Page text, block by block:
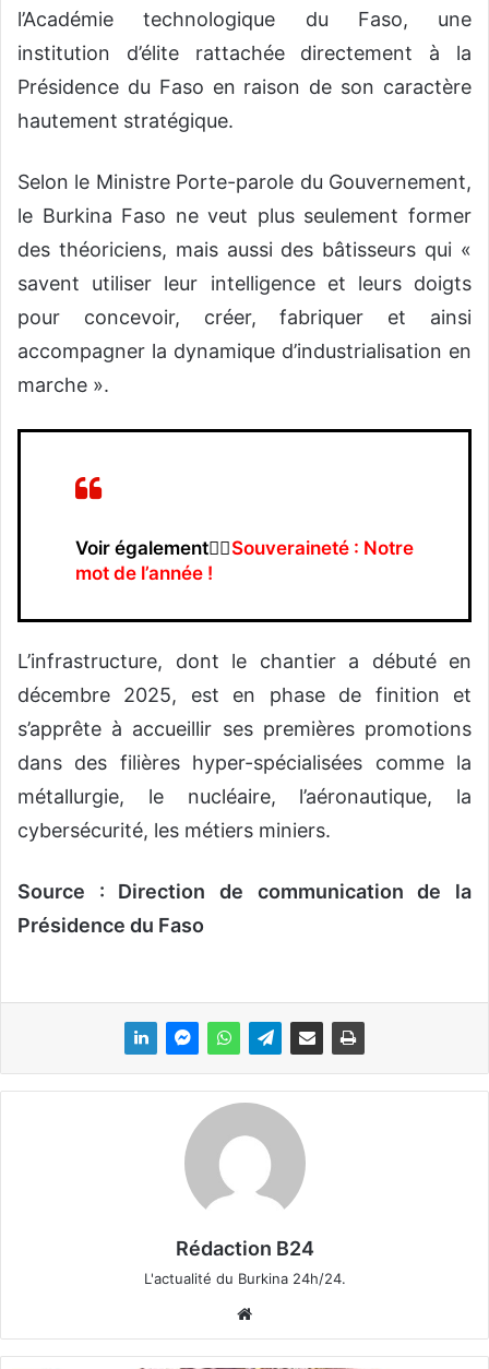
l’Académie technologique du Faso, une
institution d’élite rattachée directement à la
Présidence du Faso en raison de son caractère
hautement stratégique.
Selon le Ministre Porte-parole du Gouvernement,
le Burkina Faso ne veut plus seulement former
des théoriciens, mais aussi des bâtisseurs qui «
savent utiliser leur intelligence et leurs doigts
pour concevoir, créer, fabriquer et ainsi
accompagner la dynamique d’industrialisation en
marche ».
Voir également👉🏿Souveraineté : Notre
mot de l’année !
L’infrastructure, dont le chantier a débuté en
décembre 2025, est en phase de finition et
s’apprête à accueillir ses premières promotions
dans des filières hyper-spécialisées comme la
métallurgie, le nucléaire, l’aéronautique, la
cybersécurité, les métiers miniers.
Source : Direction de communication de la
Présidence du Faso
Rédaction B24
L'actualité du Burkina 24h/24.
bsi